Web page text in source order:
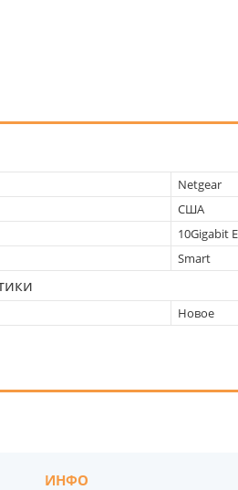
Netgear
США
10Gigabit
Smart
Новое
ИНФО